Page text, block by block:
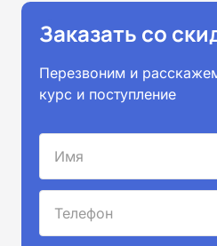
Заказать со
Перезвоним и
курс и поступление